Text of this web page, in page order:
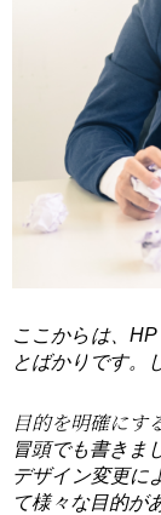
ここからは、
とばかりです。
目的を明確にす
冒頭でも書きま
デザイン変更に
て様々な目的が